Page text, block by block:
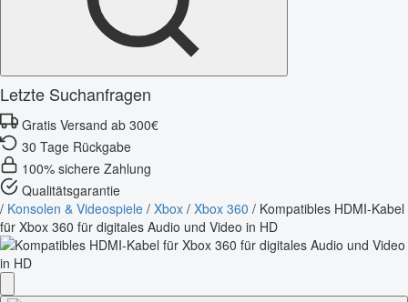
Letzte Suchanfragen
Gratis Versand ab 300€
30 Tage Rückgabe
100% sichere Zahlung
Qualitätsgarantie
/ Konsolen & Videospiele / Xbox / Xbox 360 / Kompatibles HDMI-Kabel
für Xbox 360 für digitales Audio und Video in HD